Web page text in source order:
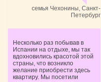
семья Чехонины, Санкт-
Петербург
Несколько раз побывав в
Испании на отдыхе, мы так
вдохновились красотой этой
страны, что возникло
желание приобрести здесь
квартиру. Мы посетили